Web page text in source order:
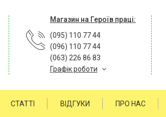
Магазин на Героїв праці:
(095) 110 77 44
(096) 110 77 44
(063) 226 86 83
Графік роботи
СТАТТІ ВІДГУКИ ПРО НАС